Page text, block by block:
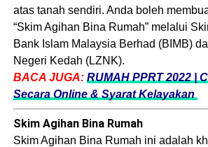
atas tanah sendiri. Anda boleh
“Skim Agihan Bina Rumah” melalui
Bank Islam Malaysia Berhad (BIMB)
Negeri Kedah (LZNK).
BACA JUGA: RUMAH PPRT 2022 |
Secara Online & Syarat Kelayakan
Skim Agihan Bina Rumah
Skim Agihan Bina Rumah ini adalah